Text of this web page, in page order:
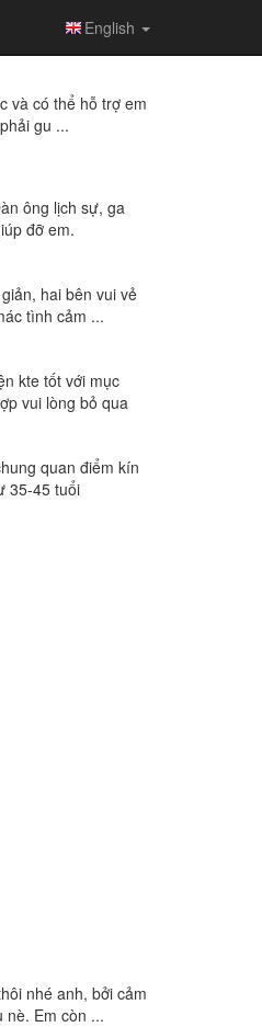
English
và có thể hỗ trợ em
gu ...
ông lịch sự, ga
đỡ em.
hai bên vui vẻ
tình cảm ...
kte tốt với mục
vui lòng bỏ qua
quan điểm kín
35-45 tuổi
nhé anh, bởi cảm
nè. Em còn ...